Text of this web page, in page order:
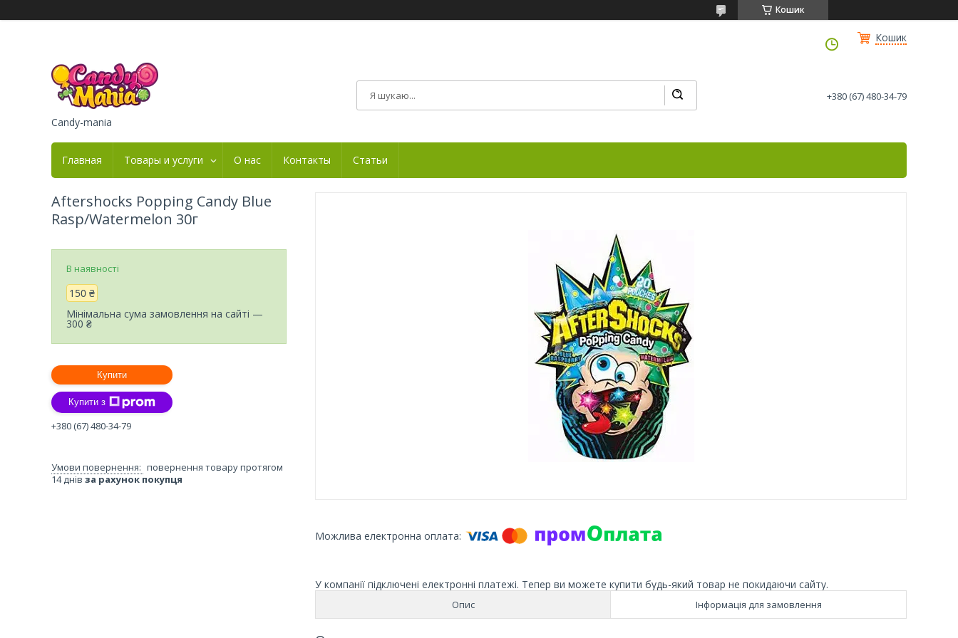
Кошик
Кошик
Candy-mania
+380 (67) 480-34-79
Главная Товары и услуги О нас Контакты Статьи
У компанії підключені електронні платежі. Тепер ви можете купити будь-який товар не покидаючи сайту.
Опис Інформація для замовлення
Aftershocks Popping Candy Blue
Rasp/Watermelon 30г
В наявності
150 ₴
Мінімальна сума замовлення на сайті —
300 ₴
Купити
Купити з
+380 (67) 480-34-79
повернення товару протягом
14 днів за рахунок покупця